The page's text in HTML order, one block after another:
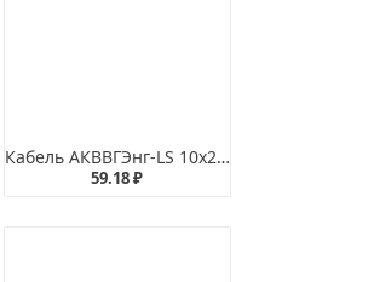
Кабель АКВВГЭнг-LS 10х2,5
59.18 ₽